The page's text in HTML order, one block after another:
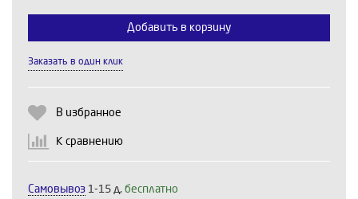
Добавить в корзину
Заказать в один клик
В избранное
К сравнению
Самовывоз 1-15 д, бесплатно